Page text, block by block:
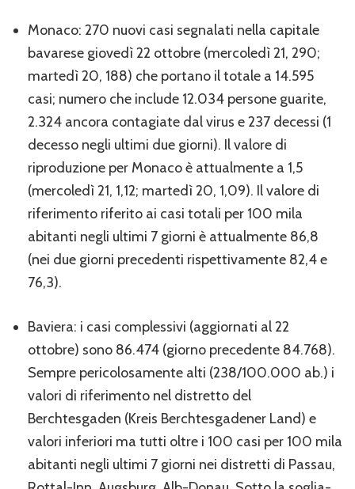
Monaco: 270 nuovi casi segnalati nella capitale
bavarese giovedì 22 ottobre (mercoledì 21, 290;
martedì 20, 188) che portano il totale a 14.595
casi; numero che include 12.034 persone guarite,
2.324 ancora contagiate dal virus e 237 decessi (1
decesso negli ultimi due giorni). Il valore di
riproduzione per Monaco è attualmente a 1,5
(mercoledì 21, 1,12; martedì 20, 1,09). Il valore di
riferimento riferito ai casi totali per 100 mila
abitanti negli ultimi 7 giorni è attualmente 86,8
(nei due giorni precedenti rispettivamente 82,4 e
76,3).
Baviera: i casi complessivi (aggiornati al 22
ottobre) sono 86.474 (giorno precedente 84.768).
Sempre pericolosamente alti (238/100.000 ab.) i
valori di riferimento nel distretto del
Berchtesgaden (Kreis Berchtesgadener Land) e
valori inferiori ma tutti oltre i 100 casi per 100 mila
abitanti negli ultimi 7 giorni nei distretti di Passau,